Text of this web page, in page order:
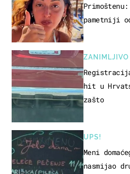
pametniji
ZANIMLJIVO
hit u
zašto
UPS!
Meni
nasmijao